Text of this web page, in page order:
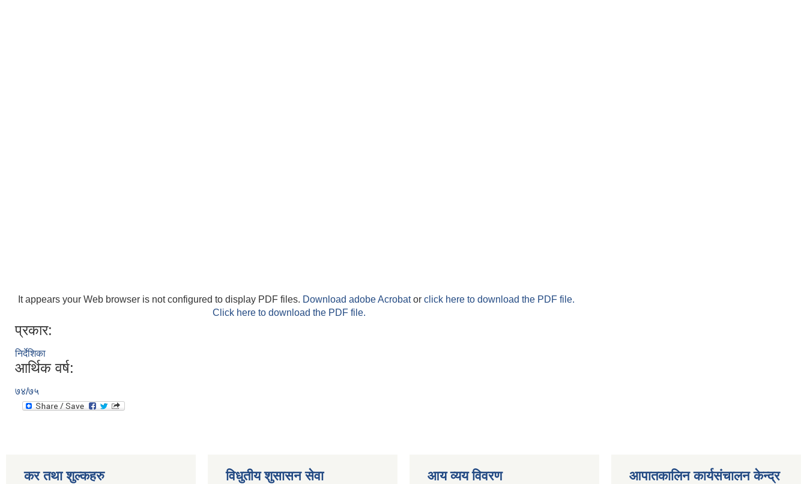
It appears your Web browser is not configured to display PDF files. Download adobe Acrobator click here to download the PDF file.
Click here to download the PDF file.
प्रकार:
निर्देशिका
आर्थिक वर्ष:
७४/७५
कर तथा शुल्कहरु विधुतीय शुसासन सेवा आय व्यय विवरण आपातकालिन कार्यसंचालन केन्द्र